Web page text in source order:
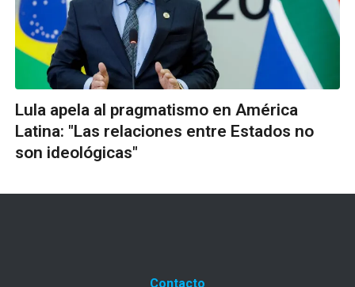
Lula apela al pragmatismo en América
Latina: "Las relaciones entre Estados no
son ideológicas"
Contacto